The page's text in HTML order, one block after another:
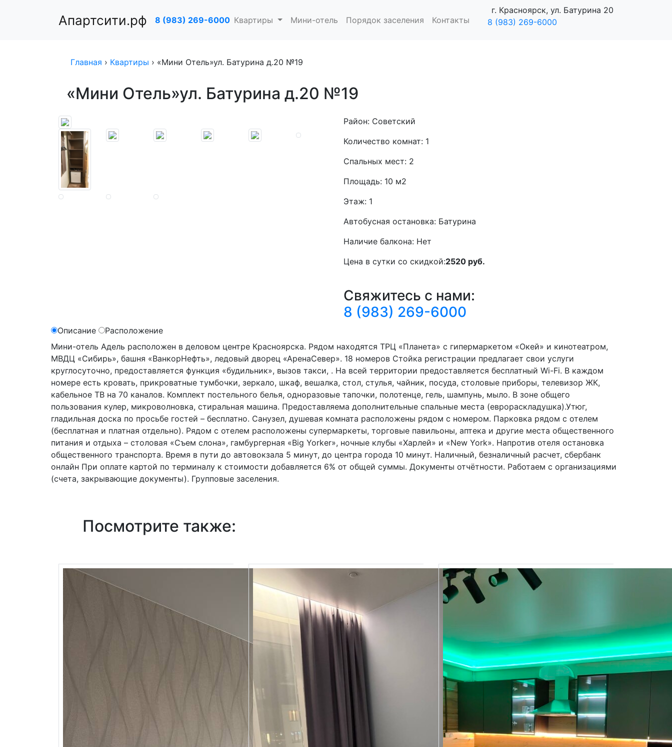
Апартсити.рф 8 (983) 269-6000 Квартиры Мини-отель Порядок заселения Контакты
г. Красноярск, ул. Батурина 20
8 (983) 269-6000
Главная › Квартиры › «Мини Отель»ул. Батурина д.20 №19
«Мини Отель»ул. Батурина д.20 №19
Район: Советский
Количество комнат: 1
Спальных мест: 2
Площадь: 10 м2
Этаж: 1
Автобусная остановка: Батурина
Наличие балкона: Нет
Цена в сутки со скидкой:2520 руб.
Свяжитесь с нами:
8 (983) 269-6000
Описание
Расположение
Мини-отель Адель расположен в деловом центре Красноярска. Рядом находятся ТРЦ «Планета» с гипермаркетом «Окей» и кинотеатром,
МВДЦ «Сибирь», башня «ВанкорНефть», ледовый дворец «АренаСевер». 18 номеров Стойка регистрации предлагает свои услуги
круглосуточно, предоставляется функция «будильник», вызов такси, . На всей территории предоставляется бесплатный Wi-Fi. В каждом
номере есть кровать, прикроватные тумбочки, зеркало, шкаф, вешалка, стол, стулья, чайник, посуда, столовые приборы, телевизор ЖК,
кабельное ТВ на 70 каналов. Комплект постельного белья, одноразовые тапочки, полотенце, гель, шампунь, мыло. В зоне общего
пользования кулер, микроволновка, стиральная машина. Предоставляема дополнительные спальные места (еврораскладушка).Утюг,
гладильная доска по просьбе гостей – бесплатно. Санузел, душевая комната расположены рядом с номером. Парковка рядом с отелем
(бесплатная и платная отдельно). Рядом с отелем расположены супермаркеты, торговые павильоны, аптека и другие места общественного
питания и отдыха – столовая «Съем слона», гамбургерная «Big Yorker», ночные клубы «Харлей» и «New York». Напротив отеля остановка
общественного транспорта. Время в пути до автовокзала 5 минут, до центра города 10 минут. Наличный, безналичный расчет, сбербанк
онлайн При оплате картой по терминалу к стоимости добавляется 6% от общей суммы. Документы отчётности. Работаем с организациями
(счета, закрывающие документы). Групповые заселения.
Посмотрите также: